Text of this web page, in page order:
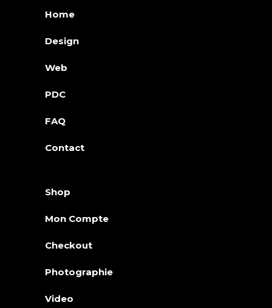
Home
Design
Web
PDC
FAQ
Contact
Shop
Mon Compte
Checkout
Photographie
Video